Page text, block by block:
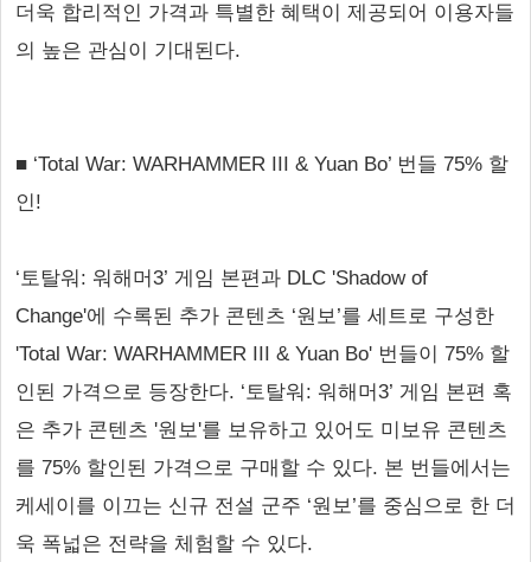
더욱 합리적인 가격과 특별한 혜택이 제공되어 이용자들
의 높은 관심이 기대된다.
■ ‘Total War: WARHAMMER III & Yuan Bo’ 번들 75% 할
인!
‘토탈워: 워해머3’ 게임 본편과 DLC 'Shadow of
Change'에 수록된 추가 콘텐츠 ‘원보’를 세트로 구성한
'Total War: WARHAMMER III & Yuan Bo' 번들이 75% 할
인된 가격으로 등장한다. ‘토탈워: 워해머3’ 게임 본편 혹
은 추가 콘텐츠 '원보'를 보유하고 있어도 미보유 콘텐츠
를 75% 할인된 가격으로 구매할 수 있다. 본 번들에서는
케세이를 이끄는 신규 전설 군주 ‘원보’를 중심으로 한 더
욱 폭넓은 전략을 체험할 수 있다.